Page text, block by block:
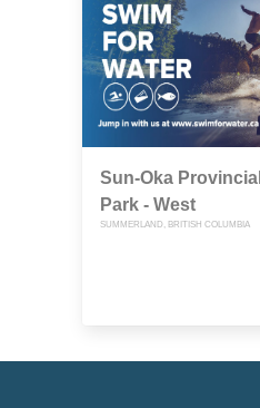
Sun-Oka Provincial
Park - West
SUMMERLAND, BRITISH COLUMBIA